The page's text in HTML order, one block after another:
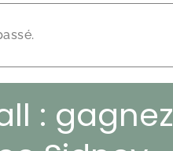
: gagnez